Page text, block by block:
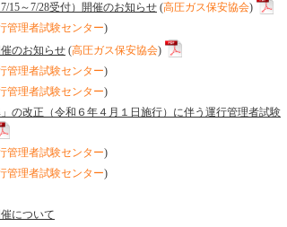
15～7/28受付）開催のお知らせ (高圧ガス保安協会)
管理者試験センター)
のお知らせ (高圧ガス保安協会)
管理者試験センター)
管理者試験センター)
の改正（令和６年４月１日施行）に伴う運行管理者試験
管理者試験センター)
管理者試験センター)
について